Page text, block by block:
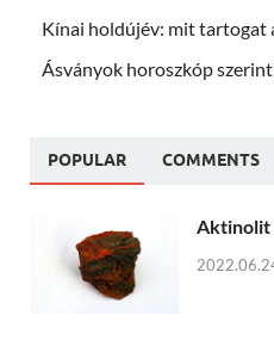
Kínai holdújév: mit tartogat
Ásványok horoszkóp
POPULAR COMMENTS
Aktinolit